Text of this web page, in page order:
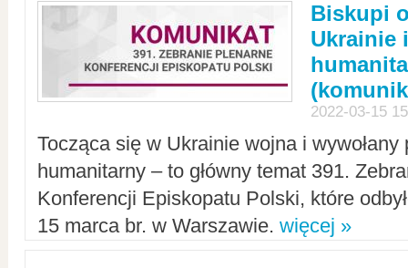
Biskupi
Ukrainie
2022-03-15
Tocząca się w Ukrainie wojna i
humanitarny – to główny temat 391.
Konferencji Episkopatu Polski, które
15 marca br. w Warszawie. więcej »